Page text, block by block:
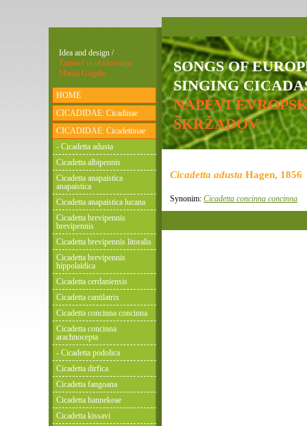
SONGS OF
SINGING
NAPEVI
ŠKRŽADOV
Cicadetta adusta Hagen, 1856
Synonim: Cicadetta concinna concinna
Idea and design /
Zamisel in oblikovanje:
Matija Gogala
HOME
CICADIDAE: Cicadinae
CICADIDAE: Cicadettinae
- Cicadetta adusta
Cicadetta albipennis
Cicadetta anapaistica
anapaistica
Cicadetta anapaistica lucana
Cicadetta brevipennis
brevipennis
Cicadetta brevipennis litoralis
Cicadetta brevipennis
hippolaidica
Cicadetta cerdaniensis
Cicadetta cantilatrix
Cicadetta concinna concinna
Cicadetta concinna
arachnocepta
- Cicadetta podolica
Cicadetta dirfica
Cicadetta fangoana
Cicadetta hannekeae
Cicadetta kissavi